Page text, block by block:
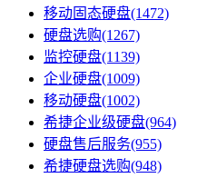
移动固态硬盘(1472)
硬盘选购(1267)
监控硬盘(1139)
企业硬盘(1009)
移动硬盘(1002)
希捷企业级硬盘(964)
硬盘售后服务(955)
希捷硬盘选购(948)